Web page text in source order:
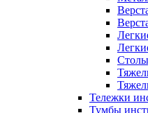
Тележки
Тумбы